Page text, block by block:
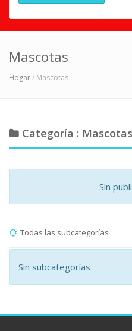
Mascotas
Hogar/ Mascotas
Categoría : Mascotas
Sin
Todas las subcategorías
Sin subcategorías